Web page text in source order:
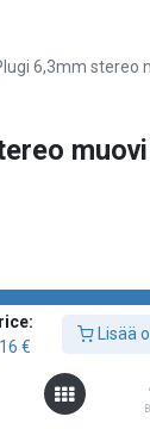
€
Lisää
6,3mm stereo
Lisää